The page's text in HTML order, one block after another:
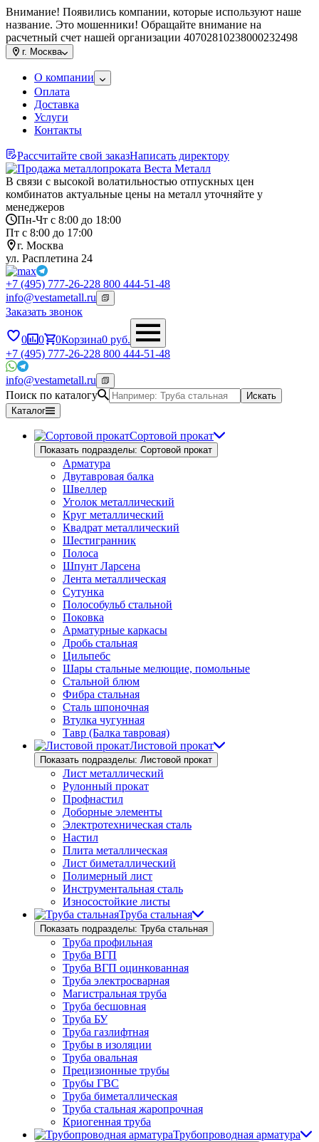
Внимание! Появились компании, которые используют наше
название. Это мошенники! Обращайте внимание на
расчетный счет нашей организации 40702810238000232498
г. Москва
О компании
Оплата
Доставка
Услуги
Контакты
Рассчитайте свой заказНаписать директору
В связи с высокой волатильностью отпускных цен
комбинатов актуальные цены на металл уточняйте у
менеджеров
Пн-Чт с 8:00 до 18:00
Пт с 8:00 до 17:00
г. Москва
ул. Расплетина 24
+7 (495) 777-26-228 800 444-51-48
info@vestametall.ru
Заказать звонок
0 0 0Корзина0 руб.
+7 (495) 777-26-228 800 444-51-48
info@vestametall.ru
Поиск по каталогу
Искать
Каталог
Сортовой прокат
Показать подразделы: Сортовой прокат
Арматура
Двутавровая балка
Швеллер
Уголок металлический
Круг металлический
Квадрат металлический
Шестигранник
Полоса
Шпунт Ларсена
Лента металлическая
Сутунка
Полособульб стальной
Поковка
Арматурные каркасы
Дробь стальная
Цильпебс
Шары стальные мелющие, помольные
Стальной блюм
Фибра стальная
Сталь шпоночная
Втулка чугунная
Тавр (Балка тавровая)
Листовой прокат
Показать подразделы: Листовой прокат
Лист металлический
Рулонный прокат
Профнастил
Доборные элементы
Электротехническая сталь
Настил
Плита металлическая
Лист биметаллический
Полимерный лист
Инструментальная сталь
Износостойкие листы
Труба стальная
Показать подразделы: Труба стальная
Труба профильная
Труба ВГП
Труба ВГП оцинкованная
Труба электросварная
Магистральная труба
Труба бесшовная
Труба БУ
Труба газлифтная
Трубы в изоляции
Труба овальная
Прецизионные трубы
Трубы ГВС
Труба биметаллическая
Труба стальная жаропрочная
Криогенная труба
Трубопроводная арматура